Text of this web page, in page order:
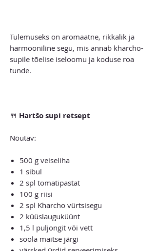
Tulemuseks on aromaatne, rikkalik ja
harmooniline segu, mis annab kharcho-
supile tõelise iseloomu ja koduse roa
tunde.
🍴 Hartšo supi retsept
Nõutav:
500 g veiseliha
1 sibul
2 spl tomatipastat
100 g riisi
2 spl Kharcho vürtsisegu
2 küüslauguküünt
1,5 l puljongit või vett
soola maitse järgi